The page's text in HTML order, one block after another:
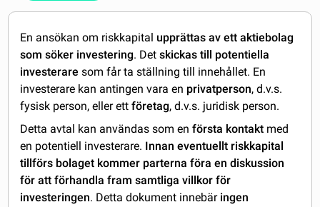
En ansökan om riskkapital upprättas av ett aktiebolag
som söker investering. Detskickas till potentiella
investerare som får ta ställning till innehållet. En
investerare kan antingen vara en privatperson, d.v.s.
fysisk person, eller ettföretag, d.v.s. juridisk person.
Detta avtal kan användas som enförsta kontakt med
en potentiell investerare. Innan eventuellt riskkapital
tillförs bolaget kommer parterna föra en diskussion
för att förhandla fram samtliga villkor för
investeringen. Detta dokument innebär ingen